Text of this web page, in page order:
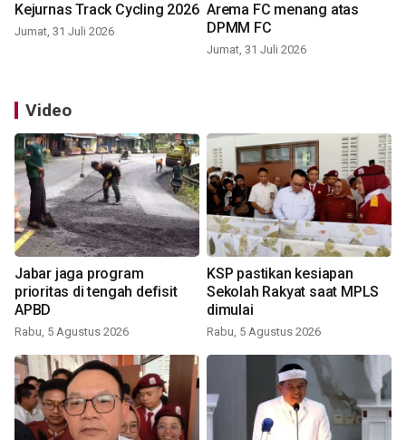
Kejurnas Track Cycling 2026
Jumat, 31 Juli 2026
Arema FC menang atas
DPMM FC
Jumat, 31 Juli 2026
Video
Jabar jaga program
prioritas di tengah defisit
APBD
Rabu, 5 Agustus 2026
KSP pastikan kesiapan
Sekolah Rakyat saat MPLS
dimulai
Rabu, 5 Agustus 2026